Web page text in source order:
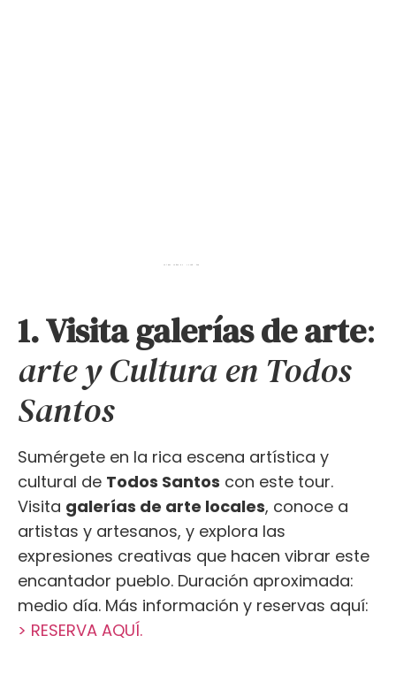
1. Visita galerías de arte:
arte y Cultura en Todos
Santos
Sumérgete en la rica escena artística y
cultural de Todos Santos con este tour.
Visita galerías de arte locales, conoce a
artistas y artesanos, y explora las
expresiones creativas que hacen vibrar este
encantador pueblo. Duración aproximada:
medio día. Más información y reservas aquí:
> RESERVA AQUÍ.